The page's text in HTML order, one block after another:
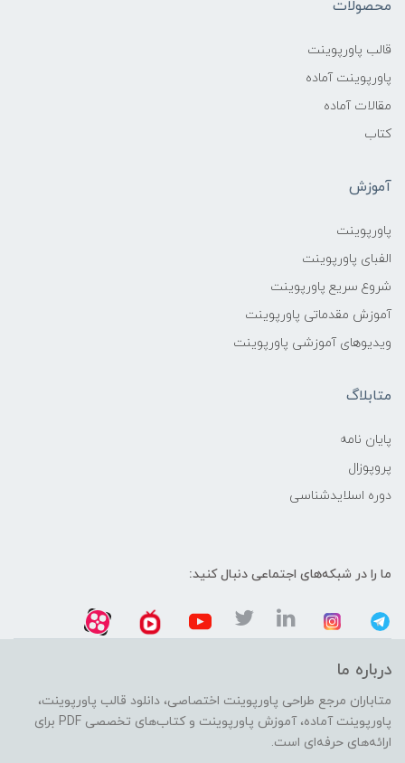
محصولات
قالب پاورپوینت
پاورپوینت آماده
مقالات آماده
کتاب
آموزش
پاورپوینت
الفبای پاورپوینت
شروع سریع پاورپوینت
آموزش مقدماتی پاورپوینت
ویدیوهای آموزشی پاورپوینت
متابلاگ
پایان نامه
پروپوزال
دوره اسلایدشناسی
ما را در شبکه‌های اجتماعی دنبال کنید:
درباره ما
متاباران مرجع طراحی پاورپوینت اختصاصی، دانلود قالب پاورپوینت،
پاورپوینت آماده، آموزش پاورپوینت و کتاب‌های تخصصی PDF برای
ارائه‌های حرفه‌ای است.